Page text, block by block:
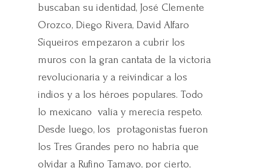
buscaban su identidad, José Clemente
Orozco, Diego Rivera, David Alfaro
Siqueiros empezaron a cubrir los
muros con la gran cantata de la victoria
revolucionaria y a reivindicar a los
indios y a los héroes populares. Todo
lo mexicano valía y merecía respeto.
Desde luego, los protagonistas fueron
los Tres Grandes pero no habría que
olvidar a Rufino Tamayo, por cierto,